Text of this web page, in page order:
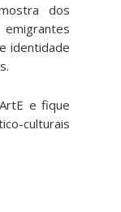
dos
identidade
e fique
culturais